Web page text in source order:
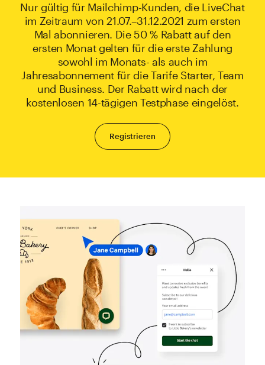
Nur gültig für Mailchimp-Kunden, die LiveChat
im Zeitraum von 21.07.–31.12.2021 zum ersten
Mal abonnieren. Die 50 % Rabatt auf den
ersten Monat gelten für die erste Zahlung
sowohl im Monats- als auch im
Jahresabonnement für die Tarife Starter, Team
und Business. Der Rabatt wird nach der
kostenlosen 14-tägigen Testphase eingelöst.
Registrieren